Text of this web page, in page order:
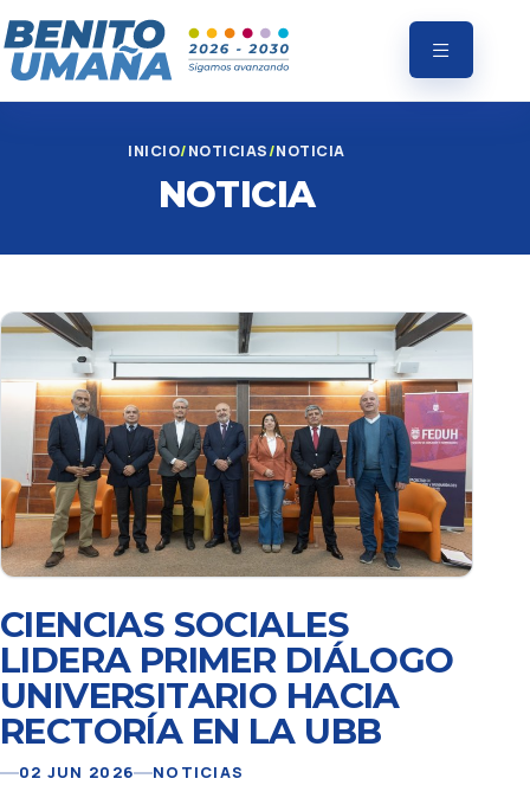
INICIO NOTICIAS NOTICIA
NOTICIA
CIENCIAS SOCIALES
LIDERA PRIMER DIÁLOGO
UNIVERSITARIO HACIA
RECTORÍA EN LA UBB
02 JUN 2026 NOTICIAS